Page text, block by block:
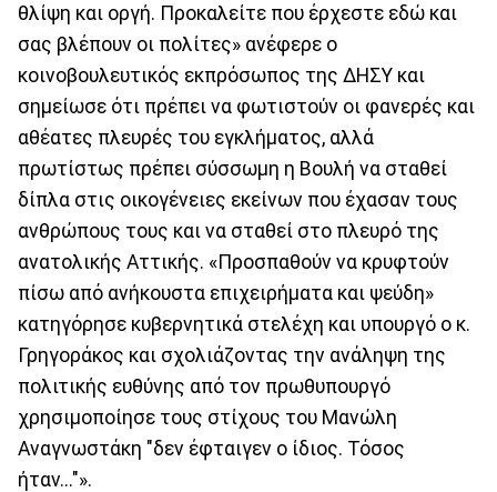
θλίψη και οργή. Προκαλείτε που έρχεστε εδώ και
σας βλέπουν οι πολίτες» ανέφερε ο
κοινοβουλευτικός εκπρόσωπος της ΔΗΣΥ και
σημείωσε ότι πρέπει να φωτιστούν οι φανερές και
αθέατες πλευρές του εγκλήματος, αλλά
πρωτίστως πρέπει σύσσωμη η Βουλή να σταθεί
δίπλα στις οικογένειες εκείνων που έχασαν τους
ανθρώπους τους και να σταθεί στο πλευρό της
ανατολικής Αττικής. «Προσπαθούν να κρυφτούν
πίσω από ανήκουστα επιχειρήματα και ψεύδη»
κατηγόρησε κυβερνητικά στελέχη και υπουργό ο κ.
Γρηγοράκος και σχολιάζοντας την ανάληψη της
πολιτικής ευθύνης από τον πρωθυπουργό
χρησιμοποίησε τους στίχους του Μανώλη
Αναγνωστάκη "δεν έφταιγεν ο ίδιος. Τόσος
ήταν..."».